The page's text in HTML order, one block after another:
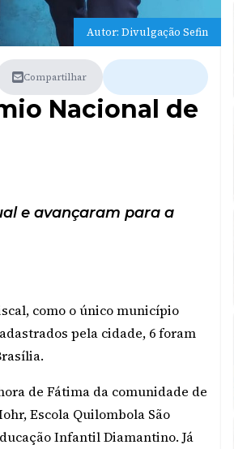
Autor: Divulgação Sefin
Compartilhar
Nacional de
e avançaram para a
como o único município
pela cidade, 6 foram
de Fátima da comunidade de
Escola Quilombola São
Infantil Diamantino. Já